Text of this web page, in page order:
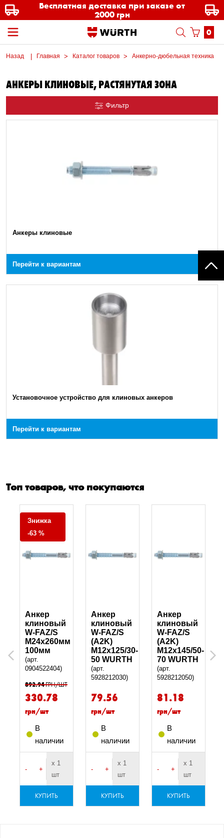
Бесплатная доставка при заказе от
2000 грн
0
Назад Главная Каталог товаров Анкерно-дюбельная техника
АНКЕРЫ КЛИНОВЫЕ, РАСТЯНУТАЯ ЗОНА
Фильтр
Анкеры клиновые
Перейти к вариантам
Установочное устройство для клиновых анкеров
Перейти к вариантам
Топ товаров, что покупаются
Previous
Знижка
-63 %
Анкер
клиновый
W-FAZ/S
M24х260мм
100мм
(арт.
0904522404)
892.94ГРН/ШТ
330.78
грн/шт
В
наличии
- +
х 1
шт
КУПИТЬ
Анкер
клиновый
W-FAZ/S
(A2K)
M12x125/30-
50 WURTH
(арт.
5928212030)
79.56
грн/шт
В
наличии
- +
х 1
шт
КУПИТЬ
Анкер
клиновый
W-FAZ/S
(A2K)
M12x145/50-
70 WURTH
(арт.
5928212050)
81.18
грн/шт
В
наличии
- +
х 1
шт
КУПИТЬ
Next